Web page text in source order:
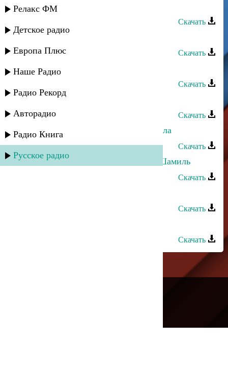
Релакс ФМ
Детское радио
Европа Плюс
Наше Радио
Радио Рекорд
Авторадио
Радио Книга
Русское радио
Шамиль Ханакаев - Скажи мне
Скачать
Шамиль Нурмагомедов - Любимая
Скачать
Мадани Ибрагимов - Хасавюрт
Скачать
Омар Алиханов - Шамиль
Скачать
Шамиль Кашешов - Ах, если б знала
Скачать
Магомедтамир Синдиков - Имам Шамиль
Скачать
Скачать
Скачать